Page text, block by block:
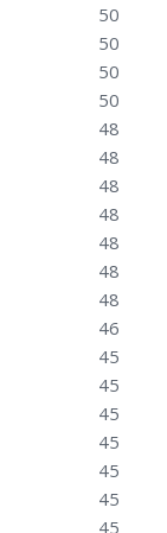
50
50
50
50
48
48
48
48
48
48
48
46
45
45
45
45
45
45
45